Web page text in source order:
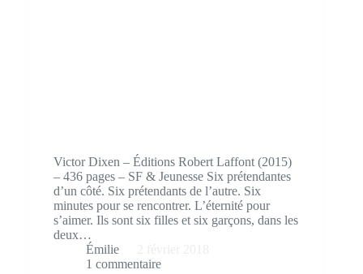
Victor Dixen – Éditions Robert Laffont (2015)
– 436 pages – SF & Jeunesse Six prétendantes
d’un côté. Six prétendants de l’autre. Six
minutes pour se rencontrer. L’éternité pour
s’aimer. Ils sont six filles et six garçons, dans les
deux…
Émilie
1 commentaire